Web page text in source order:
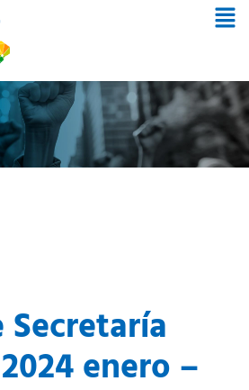
enero –